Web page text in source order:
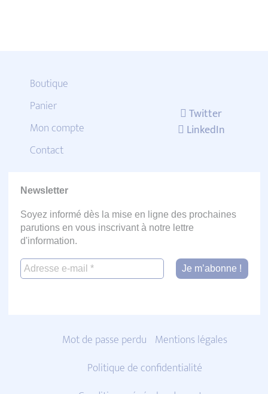
Boutique
Panier
Mon compte
Contact
Twitter
LinkedIn
Newsletter
Soyez informé dès la mise en ligne des prochaines
parutions en vous inscrivant à notre lettre
d'information.
Mot de passe perdu Mentions légales
Politique de confidentialité